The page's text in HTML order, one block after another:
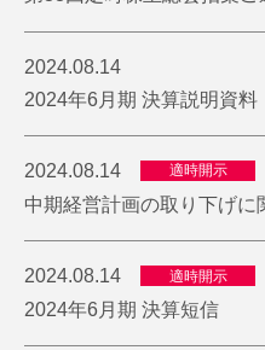
2024.08.14
2024年6月期 決算説明資料
2024.08.14 適時開示
中期経営計画の取り下げに
2024.08.14 適時開示
2024年6月期 決算短信